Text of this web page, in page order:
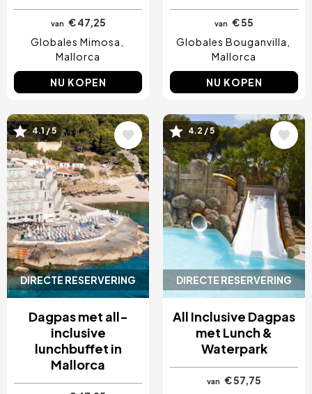
van € 47,25
Globales Mimosa
Mallorca
NU KOPEN
van
€ 55
Globales Bouganvilla
Mallorca
NU KOPEN
DIRECTE RESERVERING
Afbeelding
4.1 / 5
Dagpas met all-
inclusive
lunchbuffet in
Mallorca
DIRECTE RESERVERING
Afbeelding
4.2 / 5
All Inclusive Dagpas
met Lunch &
Waterpark
van € 57,75